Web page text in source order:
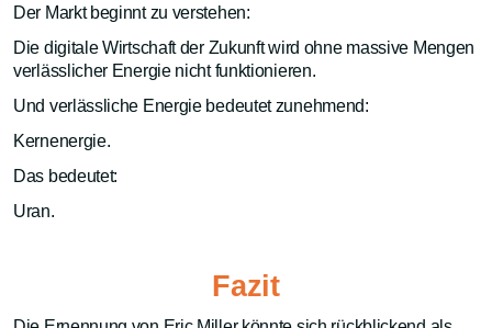
Der Markt beginnt zu verstehen:
Die digitale Wirtschaft der Zukunft wird ohne massive Mengen
verlässlicher Energie nicht funktionieren.
Und verlässliche Energie bedeutet zunehmend:
Kernenergie.
Das bedeutet:
Uran.
Fazit